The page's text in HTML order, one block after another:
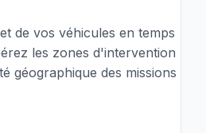
de vos véhicules en temps
les zones d'intervention
géographique des missions